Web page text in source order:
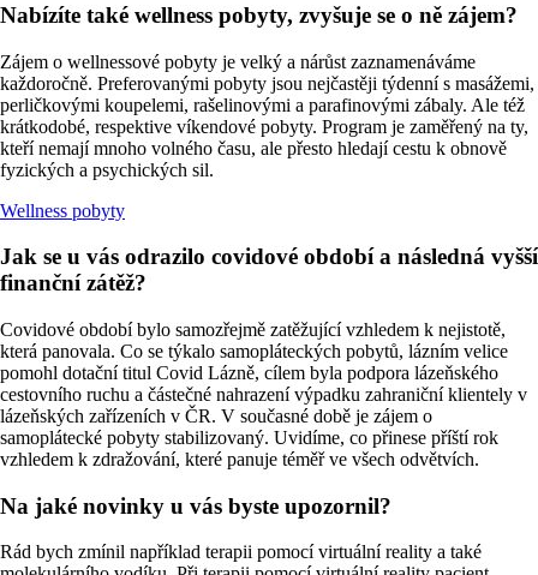
Nabízíte také wellness pobyty, zvyšuje se o ně zájem?
Zájem o wellnessové pobyty je velký a nárůst zaznamenáváme
každoročně. Preferovanými pobyty jsou nejčastěji týdenní s masážemi,
perličkovými koupelemi, rašelinovými a parafinovými zábaly. Ale též
krátkodobé, respektive víkendové pobyty. Program je zaměřený na ty,
kteří nemají mnoho volného času, ale přesto hledají cestu k obnově
fyzických a psychických sil.
Wellness pobyty
Jak se u vás odrazilo covidové období a následná vyšší
finanční zátěž?
Covidové období bylo samozřejmě zatěžující vzhledem k nejistotě,
která panovala. Co se týkalo samopláteckých pobytů, lázním velice
pomohl dotační titul Covid Lázně, cílem byla podpora lázeňského
cestovního ruchu a částečné nahrazení výpadku zahraniční klientely v
lázeňských zařízeních v ČR. V současné době je zájem o
samoplátecké pobyty stabilizovaný. Uvidíme, co přinese příští rok
vzhledem k zdražování, které panuje téměř ve všech odvětvích.
Na jaké novinky u vás byste upozornil?
Rád bych zmínil například terapii pomocí virtuální reality a také